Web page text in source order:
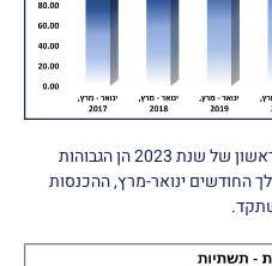
ההכנסות ברבעון הראשון של שנת 2023 הן הגבוהות
החודשים ינואר-מרץ, ההכנסות